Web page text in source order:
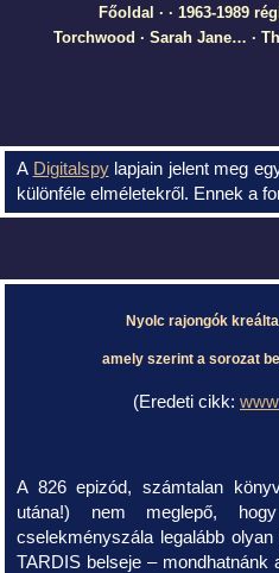
Főoldal · · 1963-1989
Torchwood · Sarah Jane… ·
A Digitalspylapjain jelent meg
különféle elméletekről. Ennek a
Nyolc rajongók
amely szerint a sorozat
(Eredeti cikk:
A 826 epizód, számtalan
utána!) nem meglepő,
cselekményszála legalább
TARDIS belseje – mondhatnánk